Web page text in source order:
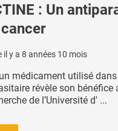
: Un
il y a 8 années 10 mois
un médicament utilisé
révèle son bénéfice
de l’Université d' ...